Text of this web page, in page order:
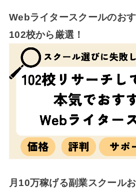
Webライタースクールのお
102校から厳選！
月10万稼げる副業スクール